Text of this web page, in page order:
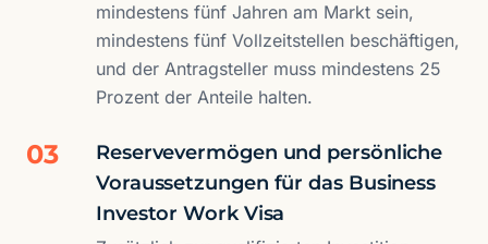
mindestens fünf Jahren am Markt sein,
mindestens fünf Vollzeitstellen beschäftigen,
und der Antragsteller muss mindestens 25
Prozent der Anteile halten.
03
Reservevermögen und persönliche
Voraussetzungen für das Business
Investor Work Visa